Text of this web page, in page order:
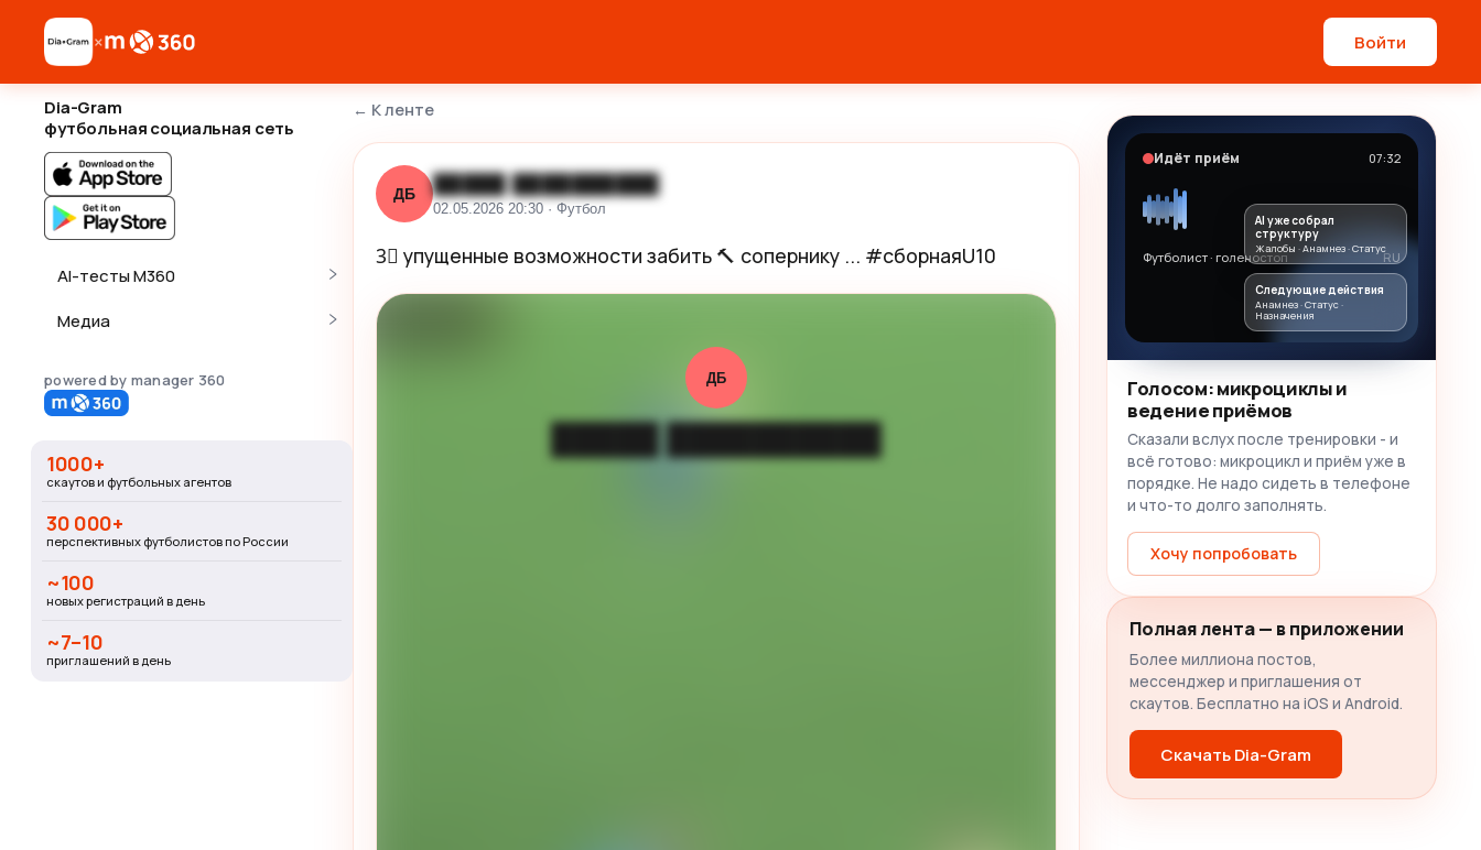
× Войти
Dia-Gram
футбольная социальная сеть
AI-тесты M360
Медиа
powered by manager 360
1000+
скаутов и футбольных агентов
30 000+
перспективных футболистов по России
~100
новых регистраций в день
~7–10
приглашений в день
← К ленте
ДБ █████ ██████████
02.05.2026 20:30 · Футбол
3⃣ упущенные возможности забить 🔨 сопернику ... #сборнаяU10
ДБ
█████ ██████████
Идёт приём 07:32
Футболист · голеностоп RU
AI уже собрал
структуру
Жалобы · Анамнез · Статус
Следующие действия
Анамнез · Статус ·
Назначения
Голосом: микроциклы и
ведение приёмов
Сказали вслух после тренировки - и
всё готово: микроцикл и приём уже в
порядке. Не надо сидеть в телефоне
и что-то долго заполнять.
Хочу попробовать
Полная лента — в приложении
Более миллиона постов,
мессенджер и приглашения от
скаутов. Бесплатно на iOS и Android.
Скачать Dia-Gram